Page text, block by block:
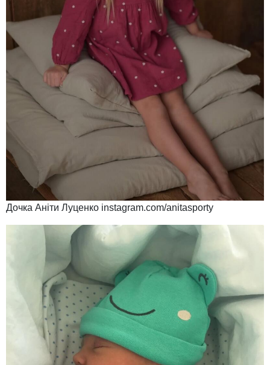
Дочка Аніти Луценко instagram.com/anitasporty